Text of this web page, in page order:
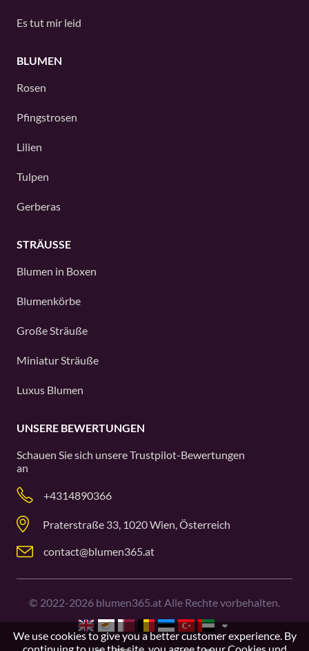
Es tut mir leid
BLUMEN
Rosen
Pfingstrosen
Lilien
Tulpen
Gerberas
STRÄUSSE
Blumen in Boxen
Blumenkörbe
Große Sträuße
Miniatur Sträuße
Luxus Blumen
UNSERE BEWERTUNGEN
Schauen Sie sich unsereTrustpilot-Bewertungen
an
+4314890366
Praterstraße 33, 1020 Wien, Österreich
contact@blumen365.at
© 2022-2026 blumen365.at Alle Rechte vorbehalten.
We use cookies to give you a better customer experience. By